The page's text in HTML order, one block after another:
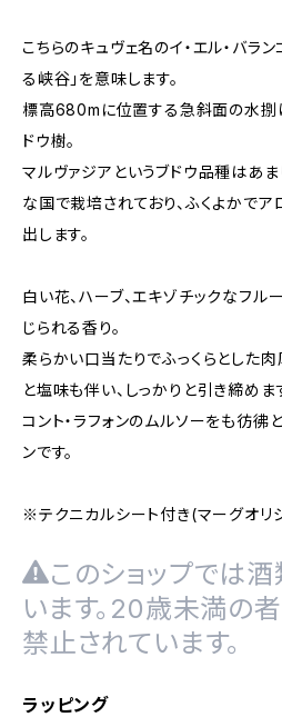
こちらのキュヴェ名のイ・エル・バラ
る峡谷」を意味します。
標高680mに位置する急斜面の水捌
ドウ樹。
マルヴァジアというブドウ品種はあ
な国で栽培されており、ふくよかで
出します。
白い花、ハーブ、エキゾチックなフ
じられる香り。
柔らかい口当たりでふっくらとした
と塩味も伴い、しっかりと引き締めま
コント・ラフォンのムルソーをも彷彿
ンです。
※テクニカルシート付き(マーグオリ
このショップでは
います。20歳未満の
禁止されています。
ラッピング